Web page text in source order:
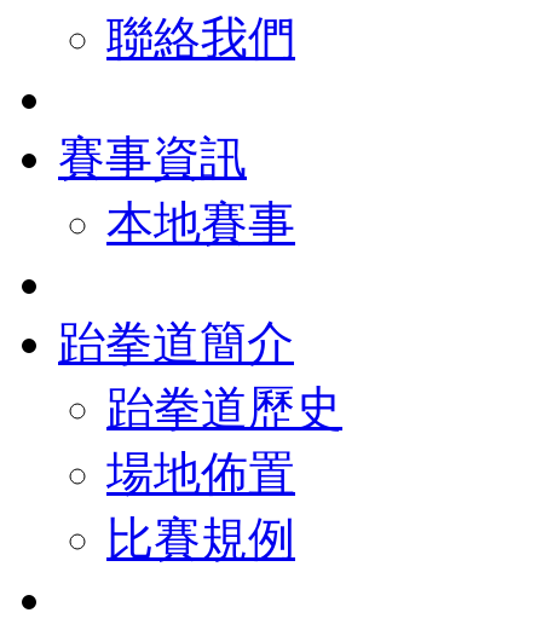
聯絡我們
賽事資訊
本地賽事
跆拳道簡介
跆拳道歷史
場地佈置
比賽規例